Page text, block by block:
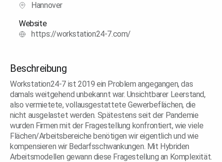
Hannover
Website
https://workstation24-7.com/
Beschreibung
Workstation24-7 ist 2019 ein Problem angegangen, das
damals weitgehend unbekannt war. Unsichtbarer Leerstand,
also vermietete, vollausgestattete Gewerbeflächen, die
nicht ausgelastet werden. Spätestens seit der Pandemie
wurden Firmen mit der Fragestellung konfrontiert, wie viele
Flächen/Arbeitsbereiche benötigen wir eigentlich und wie
kompensieren wir Bedarfsschwankungen. Mit Hybriden
Arbeitsmodellen gewann diese Fragestellung an Komplexität.